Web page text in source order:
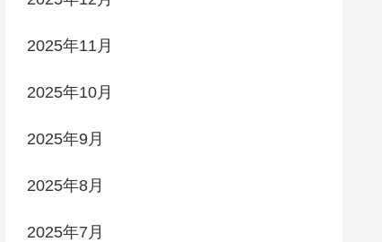
2025年11月
2025年10月
2025年9月
2025年8月
2025年7月